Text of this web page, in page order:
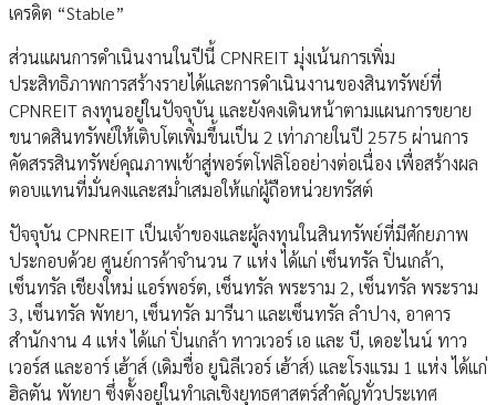
เครดิต “Stable”
ส่วนแผนการดำเนินงานในปีนี้ CPNREIT มุ่งเน้นการเพิ่ม
ประสิทธิภาพการสร้างรายได้และการดำเนินงานของสินทรัพย์ที่
CPNREIT ลงทุนอยู่ในปัจจุบัน และยังคงเดินหน้าตามแผนการขยาย
ขนาดสินทรัพย์ให้เติบโตเพิ่มขึ้นเป็น 2 เท่าภายในปี 2575 ผ่านการ
คัดสรรสินทรัพย์คุณภาพเข้าสู่พอร์ตโฟลิโออย่างต่อเนื่อง เพื่อสร้างผล
ตอบแทนที่มั่นคงและสม่ำเสมอให้แก่ผู้ถือหน่วยทรัสต์
ปัจจุบัน CPNREIT เป็นเจ้าของและผู้ลงทุนในสินทรัพย์ที่มีศักยภาพ
ประกอบด้วย ศูนย์การค้าจำนวน 7 แห่ง ได้แก่ เซ็นทรัล ปิ่นเกล้า,
เซ็นทรัล เชียงใหม่ แอร์พอร์ต, เซ็นทรัล พระราม 2, เซ็นทรัล พระราม
3, เซ็นทรัล พัทยา, เซ็นทรัล มารีนา และเซ็นทรัล ลำปาง, อาคาร
สำนักงาน 4 แห่ง ได้แก่ ปิ่นเกล้า ทาวเวอร์ เอ และ บี, เดอะไนน์ ทาว
เวอร์ส และอาร์ เฮ้าส์ (เดิมชื่อ ยูนิลีเวอร์ เฮ้าส์) และโรงแรม 1 แห่ง ได้แก่
ฮิลตัน พัทยา ซึ่งตั้งอยู่ในทำเลเชิงยุทธศาสตร์สำคัญทั่วประเทศ